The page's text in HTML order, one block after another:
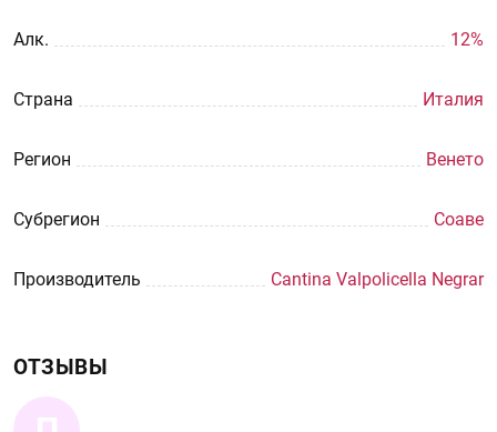
Aлк. 12%
Страна Италия
Регион Венето
Субрегион Соаве
Производитель Cantina Valpolicella Negrar
ОТЗЫВЫ